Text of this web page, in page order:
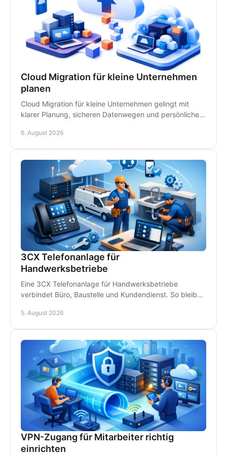
Cloud Migration für kleine Unternehmen
planen
Cloud Migration für kleine Unternehmen gelingt mit
klarer Planung, sicheren Datenwegen und persönlicher
6. August 2026
3CX Telefonanlage für
Handwerksbetriebe
Eine 3CX Telefonanlage für Handwerksbetriebe
verbindet Büro, Baustelle und Kundendienst. So bleiben
5. August 2026
VPN-Zugang für Mitarbeiter richtig
einrichten